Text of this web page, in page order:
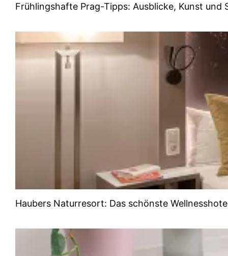
Frühlingshafte Prag-Tipps: Ausblicke, Kunst und
Haubers Naturresort: Das schönste